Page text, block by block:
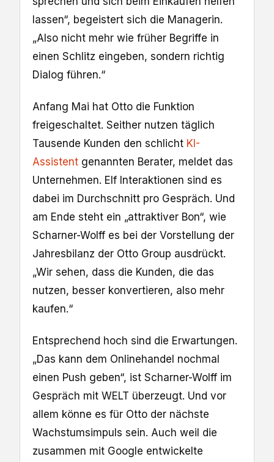
lassen“, begeistert sich die Managerin.
„Also nicht mehr wie früher Begriffe in
einen Schlitz eingeben, sondern richtig
Dialog führen.“
Anfang Mai hat Otto die Funktion
freigeschaltet. Seither nutzen täglich
Tausende Kunden den schlicht KI-
Assistent genannten Berater, meldet das
Unternehmen. Elf Interaktionen sind es
dabei im Durchschnitt pro Gespräch. Und
am Ende steht ein „attraktiver Bon“, wie
Scharner-Wolff es bei der Vorstellung der
Jahresbilanz der Otto Group ausdrückt.
„Wir sehen, dass die Kunden, die das
nutzen, besser konvertieren, also mehr
kaufen.“
Entsprechend hoch sind die Erwartungen.
„Das kann dem Onlinehandel nochmal
einen Push geben“, ist Scharner-Wolff im
Gespräch mit WELT überzeugt. Und vor
allem könne es für Otto der nächste
Wachstumsimpuls sein. Auch weil die
zusammen mit Google entwickelte